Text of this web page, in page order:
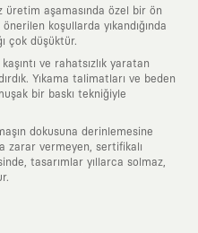
üretim aşamasında özel bir ön
koşullarda yıkandığında
çok düşüktür.
kaşıntı ve rahatsızlık yaratan
Yıkama talimatları ve beden
bir baskı tekniğiyle
dokusuna derinlemesine
zarar vermeyen, sertifikalı
tasarımlar yıllarca solmaz,